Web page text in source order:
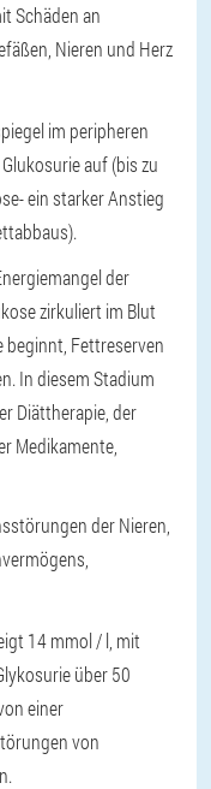
Schäden an
Nieren und Herz
im peripheren
auf (bis zu
- ein starker Anstieg
der
zirkuliert im Blut
beginnt, Fettreserven
In diesem Stadium
Diättherapie, der
Medikamente,
der Nieren,
14 mmol / l, mit
über 50
einer
von